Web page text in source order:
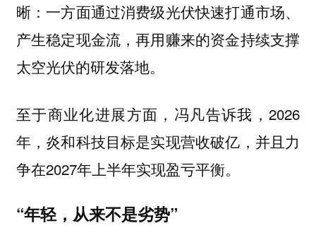
晰：一方面通过消费级光伏快速打通市场、
产生稳定现金流，再用赚来的资金持续支撑
太空光伏的研发落地。
至于商业化进展方面，冯凡告诉我，2026
年，炎和科技目标是实现营收破亿，并且力
争在2027年上半年实现盈亏平衡。
“年轻，从来不是劣势”